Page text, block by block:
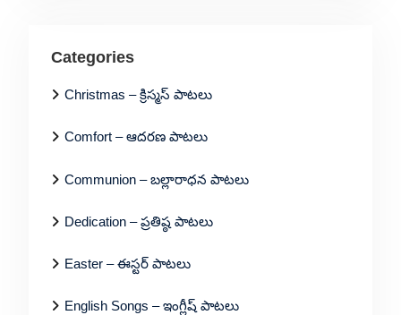
Categories
Christmas – క్రిస్మస్ పాటలు
Comfort – ఆదరణ పాటలు
Communion – బల్లారాధన పాటలు
Dedication – ప్రతిష్ఠ పాటలు
Easter – ఈస్టర్ పాటలు
English Songs – ఇంగ్లీష్ పాటలు